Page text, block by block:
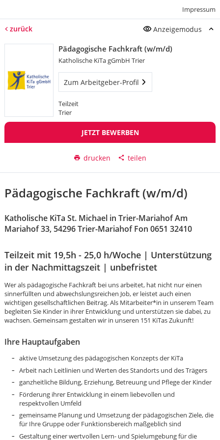
Impressum
zurück Anzeigemodus
Pädagogische Fachkraft (w/m/d)
Katholische KiTa gGmbH Trier
Zum Arbeitgeber-Profil
Teilzeit
Trier
JETZT BEWERBEN
drucken teilen
Pädagogische Fachkraft (w/m/d)
Katholische KiTa St. Michael in Trier-Mariahof Am
Mariahof 33, 54296 Trier-Mariahof Fon 0651 32410
Teilzeit mit 19,5h - 25,0 h/Woche | Unterstützung
in der Nachmittagszeit | unbefristet
Wer als pädagogische Fachkraft bei uns arbeitet, hat nicht nur einen
sinnerfüllten und abwechslungsreichen Job, er leistet auch einen
wichtigen gesellschaftlichen Beitrag. Als Mitarbeiter*in in unserem Team
begleiten Sie Kinder in ihrer Entwicklung und unterstützen sie dabei, zu
wachsen. Gemeinsam gestalten wir in unseren 151 KiTas Zukunft!
Ihre Hauptaufgaben
aktive Umsetzung des pädagogischen Konzepts der KiTa
Arbeit nach Leitlinien und Werten des Standorts und des Trägers
ganzheitliche Bildung, Erziehung, Betreuung und Pflege der Kinder
Förderung ihrer Entwicklung in einem liebevollen und
respektvollen Umfeld
gemeinsame Planung und Umsetzung der pädagogischen Ziele, die
für Ihre Gruppe oder Funktionsbereich maßgeblich sind
Gestaltung einer wertvollen Lern- und Spielumgebung für die
Karte anzeigen